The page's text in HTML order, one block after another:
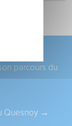
parcours du
Quesnoy →